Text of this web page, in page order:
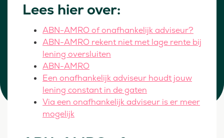
Lees hier over:
ABN-AMRO of onafhankelijk adviseur?
ABN-AMRO rekent niet met lage rente bij
lening oversluiten
ABN-AMRO
Een onafhankelijk adviseur houdt jouw
lening constant in de gaten
Via een onafhankelijk adviseur is er meer
mogelijk